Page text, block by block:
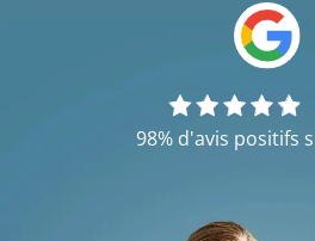
98% d'avis positifs